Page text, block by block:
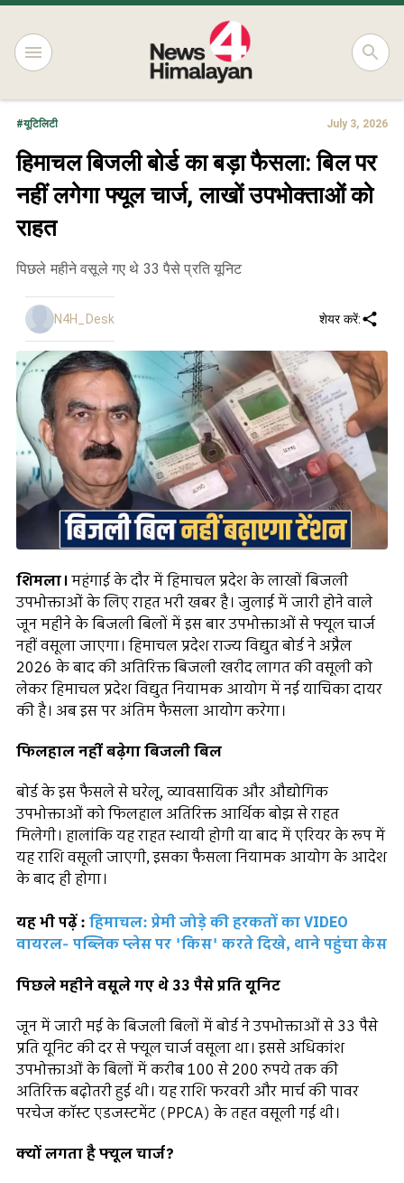
#यूटिलिटी July 3, 2026
हिमाचल बिजली बोर्ड का बड़ा फैसला: बिल पर
नहीं लगेगा फ्यूल चार्ज, लाखों उपभोक्ताओं को
राहत
पिछले महीने वसूले गए थे 33 पैसे प्रति यूनिट
N4H_Desk शेयर करें:
शिमला।महंगाई के दौर में हिमाचल प्रदेश के लाखों बिजली
उपभोक्ताओं के लिए राहत भरी खबर है। जुलाई में जारी होने वाले
जून महीने के बिजली बिलों में इस बार उपभोक्ताओं से फ्यूल चार्ज
नहीं वसूला जाएगा। हिमाचल प्रदेश राज्य विद्युत बोर्ड ने अप्रैल
2026 के बाद की अतिरिक्त बिजली खरीद लागत की वसूली को
लेकर हिमाचल प्रदेश विद्युत नियामक आयोग में नई याचिका दायर
की है। अब इस पर अंतिम फैसला आयोग करेगा।
फिलहाल नहीं बढ़ेगा बिजली बिल
बोर्ड के इस फैसले से घरेलू, व्यावसायिक और औद्योगिक
उपभोक्ताओं को फिलहाल अतिरिक्त आर्थिक बोझ से राहत
मिलेगी। हालांकि यह राहत स्थायी होगी या बाद में एरियर के रूप में
यह राशि वसूली जाएगी, इसका फैसला नियामक आयोग के आदेश
के बाद ही होगा।
यह भी पढ़ें : हिमाचल: प्रेमी जोड़े की हरकतों का VIDEO
वायरल- पब्लिक प्लेस पर 'किस' करते दिखे, थाने पहुंचा केस
पिछले महीने वसूले गए थे 33 पैसे प्रति यूनिट
जून में जारी मई के बिजली बिलों में बोर्ड ने उपभोक्ताओं से 33 पैसे
प्रति यूनिट की दर से फ्यूल चार्ज वसूला था। इससे अधिकांश
उपभोक्ताओं के बिलों में करीब 100 से 200 रुपये तक की
अतिरिक्त बढ़ोतरी हुई थी। यह राशि फरवरी और मार्च की पावर
परचेज कॉस्ट एडजस्टमेंट (PPCA) के तहत वसूली गई थी।
क्यों लगता है फ्यूल चार्ज?